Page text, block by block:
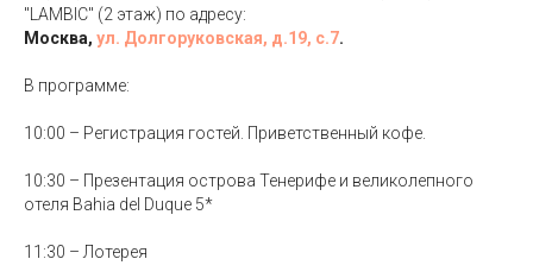
"LAMBIC" (2 этаж) по адресу:
Москва, ул. Долгоруковская, д.19, с.7.
В программе:
10:00 – Регистрация гостей. Приветственный кофе.
10:30 – Презентация острова Тенерифе и великолепного
отеля Bahia del Duque 5*
11:30 – Лотерея